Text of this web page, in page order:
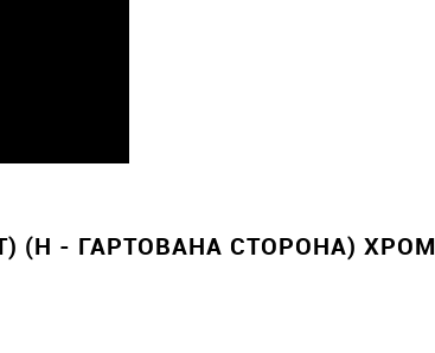
(H - ГАРТОВАНА СТОРОНА) ХРОМ